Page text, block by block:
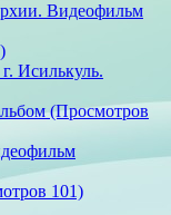
Видеофильм
Исилькуль.
(Просмотров
101)